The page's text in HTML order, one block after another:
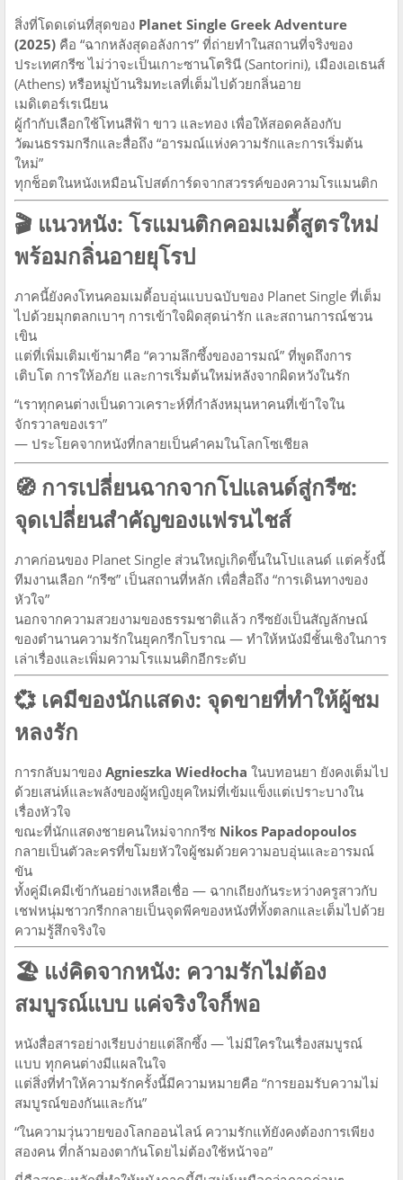
สิ่งที่โดดเด่นที่สุดของ Planet Single Greek Adventure
(2025) คือ “ฉากหลังสุดอลังการ” ที่ถ่ายทำในสถานที่จริงของ
ประเทศกรีซ ไม่ว่าจะเป็นเกาะซานโตรินี (Santorini), เมืองเอเธนส์
(Athens) หรือหมู่บ้านริมทะเลที่เต็มไปด้วยกลิ่นอาย
เมดิเตอร์เรเนียน
ผู้กำกับเลือกใช้โทนสีฟ้า ขาว และทอง เพื่อให้สอดคล้องกับ
วัฒนธรรมกรีกและสื่อถึง “อารมณ์แห่งความรักและการเริ่มต้น
ใหม่”
ทุกช็อตในหนังเหมือนโปสต์การ์ดจากสวรรค์ของความโรแมนติก
🎬 แนวหนัง: โรแมนติกคอมเมดี้สูตรใหม่
พร้อมกลิ่นอายยุโรป
ภาคนี้ยังคงโทนคอมเมดี้อบอุ่นแบบฉบับของ Planet Single ที่เต็ม
ไปด้วยมุกตลกเบาๆ การเข้าใจผิดสุดน่ารัก และสถานการณ์ชวน
เขิน
แต่ที่เพิ่มเติมเข้ามาคือ “ความลึกซึ้งของอารมณ์” ที่พูดถึงการ
เติบโต การให้อภัย และการเริ่มต้นใหม่หลังจากผิดหวังในรัก
“เราทุกคนต่างเป็นดาวเคราะห์ที่กำลังหมุนหาคนที่เข้าใจใน
จักรวาลของเรา”
— ประโยคจากหนังที่กลายเป็นคำคมในโลกโซเชียล
🧭 การเปลี่ยนฉากจากโปแลนด์สู่กรีซ:
จุดเปลี่ยนสำคัญของแฟรนไชส์
ภาคก่อนของ Planet Single ส่วนใหญ่เกิดขึ้นในโปแลนด์ แต่ครั้งนี้
ทีมงานเลือก “กรีซ” เป็นสถานที่หลัก เพื่อสื่อถึง “การเดินทางของ
หัวใจ”
นอกจากความสวยงามของธรรมชาติแล้ว กรีซยังเป็นสัญลักษณ์
ของตำนานความรักในยุคกรีกโบราณ — ทำให้หนังมีชั้นเชิงในการ
เล่าเรื่องและเพิ่มความโรแมนติกอีกระดับ
💞 เคมีของนักแสดง: จุดขายที่ทำให้ผู้ชม
หลงรัก
การกลับมาของ Agnieszka Wiedłocha ในบทอนยา ยังคงเต็มไป
ด้วยเสน่ห์และพลังของผู้หญิงยุคใหม่ที่เข้มแข็งแต่เปราะบางใน
เรื่องหัวใจ
ขณะที่นักแสดงชายคนใหม่จากกรีซ Nikos Papadopoulos
กลายเป็นตัวละครที่ขโมยหัวใจผู้ชมด้วยความอบอุ่นและอารมณ์
ขัน
ทั้งคู่มีเคมีเข้ากันอย่างเหลือเชื่อ — ฉากเถียงกันระหว่างครูสาวกับ
เชฟหนุ่มชาวกรีกกลายเป็นจุดพีคของหนังที่ทั้งตลกและเต็มไปด้วย
ความรู้สึกจริงใจ
🏖️ แง่คิดจากหนัง: ความรักไม่ต้อง
สมบูรณ์แบบ แค่จริงใจก็พอ
หนังสื่อสารอย่างเรียบง่ายแต่ลึกซึ้ง — ไม่มีใครในเรื่องสมบูรณ์
แบบ ทุกคนต่างมีแผลในใจ
แต่สิ่งที่ทำให้ความรักครั้งนี้มีความหมายคือ “การยอมรับความไม่
สมบูรณ์ของกันและกัน”
“ในความวุ่นวายของโลกออนไลน์ ความรักแท้ยังคงต้องการเพียง
สองคน ที่กล้ามองตากันโดยไม่ต้องใช้หน้าจอ”